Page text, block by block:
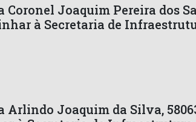
Joaquim Pereira dos
à Secretaria de
Joaquim da Silva,